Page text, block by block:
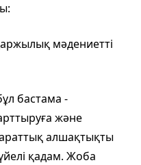
мәдениетті
бастама -
және
алшақтықты
қадам. Жоба